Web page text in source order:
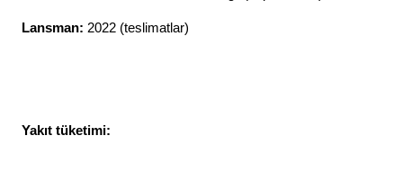
Lansman: 2022 (teslimatlar)
Yakıt tüketimi: